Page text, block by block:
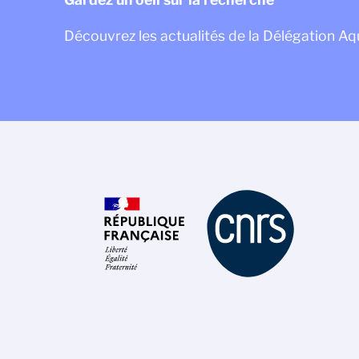
Découvrez les actualités de la Délégation
La politique de gestion des cookies
du CNRS est élaborée en adéquation
avec sa mission de recherche
scientifique. Ce site vous donne l’information sur les cookies
qu’il utilise et le contrôle de ceux non nécessaires à son